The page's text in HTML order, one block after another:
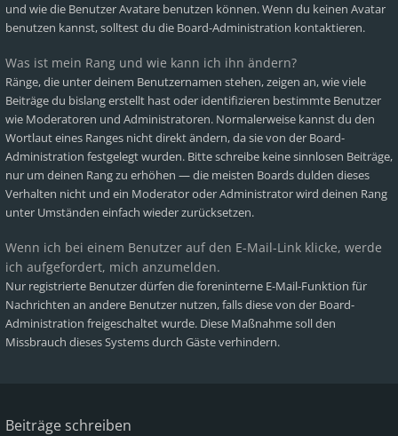
und wie die Benutzer Avatare benutzen können. Wenn du keinen Avatar
benutzen kannst, solltest du die Board-Administration kontaktieren.
Was ist mein Rang und wie kann ich ihn ändern?
Ränge, die unter deinem Benutzernamen stehen, zeigen an, wie viele
Beiträge du bislang erstellt hast oder identifizieren bestimmte Benutzer
wie Moderatoren und Administratoren. Normalerweise kannst du den
Wortlaut eines Ranges nicht direkt ändern, da sie von der Board-
Administration festgelegt wurden. Bitte schreibe keine sinnlosen Beiträge,
nur um deinen Rang zu erhöhen — die meisten Boards dulden dieses
Verhalten nicht und ein Moderator oder Administrator wird deinen Rang
unter Umständen einfach wieder zurücksetzen.
Wenn ich bei einem Benutzer auf den E-Mail-Link klicke, werde
ich aufgefordert, mich anzumelden.
Nur registrierte Benutzer dürfen die foreninterne E-Mail-Funktion für
Nachrichten an andere Benutzer nutzen, falls diese von der Board-
Administration freigeschaltet wurde. Diese Maßnahme soll den
Missbrauch dieses Systems durch Gäste verhindern.
Beiträge schreiben